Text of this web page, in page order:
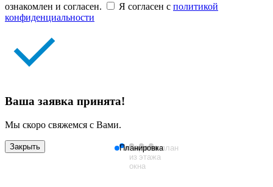
Планировка
Вид
из
окна
План
этажа
Генплан
ознакомлен и согласен.
Я согласен с политикой
конфиденциальности
Ваша заявка принята!
Мы скоро свяжемся с Вами.
Закрыть